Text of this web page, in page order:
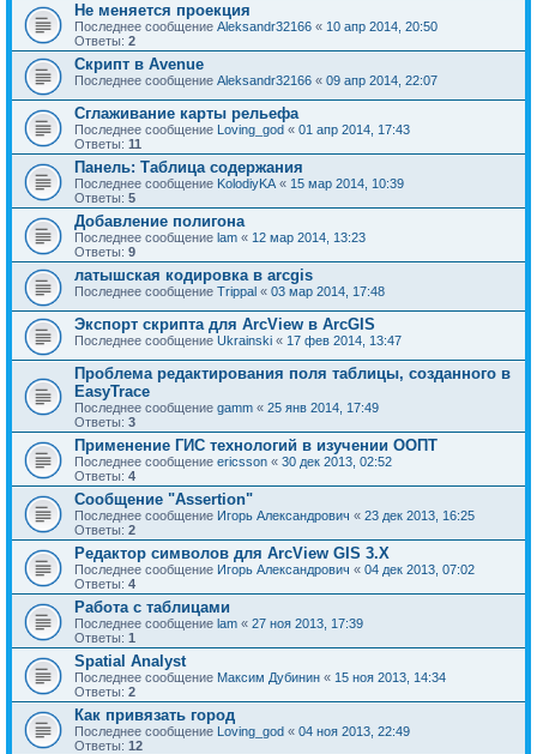
Не меняется проекция
Последнее сообщение Aleksandr32166 « 10 апр 2014, 20:50
Ответы: 2
Скрипт в Avenue
Последнее сообщение Aleksandr32166 « 09 апр 2014, 22:07
Сглаживание карты рельефа
Последнее сообщение Loving_god « 01 апр 2014, 17:43
Ответы: 11
Панель: Таблица содержания
Последнее сообщение KolodiyKA « 15 мар 2014, 10:39
Ответы: 5
Добавление полигона
Последнее сообщение lam « 12 мар 2014, 13:23
Ответы: 9
латышская кодировка в arcgis
Последнее сообщение Trippal « 03 мар 2014, 17:48
Экспорт скрипта для ArcView в ArcGIS
Последнее сообщение Ukrainski « 17 фев 2014, 13:47
Проблема редактирования поля таблицы, созданного в
EasyTrace
Последнее сообщение gamm « 25 янв 2014, 17:49
Ответы: 3
Применение ГИС технологий в изучении ООПТ
Последнее сообщение ericsson « 30 дек 2013, 02:52
Ответы: 4
Сообщение "Assertion"
Последнее сообщение Игорь Александрович « 23 дек 2013, 16:25
Ответы: 2
Редактор символов для ArcView GIS 3.X
Последнее сообщение Игорь Александрович « 04 дек 2013, 07:02
Ответы: 4
Работа с таблицами
Последнее сообщение lam « 27 ноя 2013, 17:39
Ответы: 1
Spatial Analyst
Последнее сообщение Максим Дубинин « 15 ноя 2013, 14:34
Ответы: 2
Как привязать город
Последнее сообщение Loving_god « 04 ноя 2013, 22:49
Ответы: 12